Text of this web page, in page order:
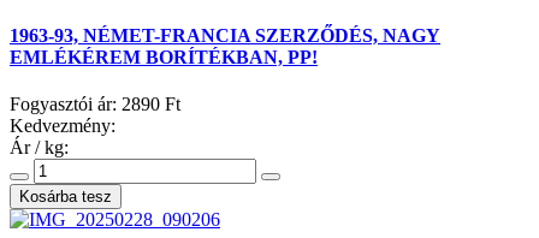
1963-93, NÉMET-FRANCIA SZERZŐDÉS, NAGY
EMLÉKÉREM BORÍTÉKBAN, PP!
Fogyasztói ár: 2890 Ft
Kedvezmény:
Ár / kg: